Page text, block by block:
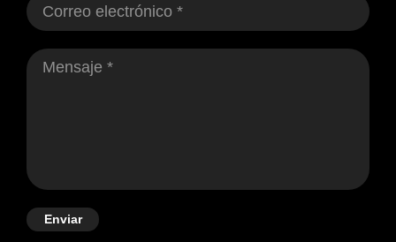
Enviar